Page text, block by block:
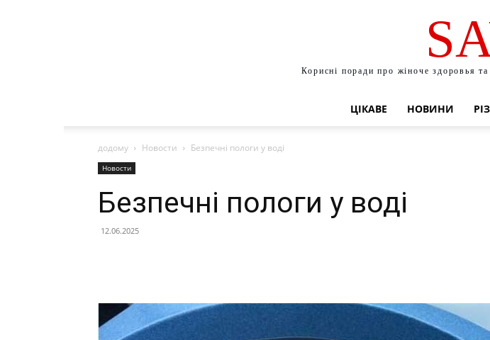
Корисні поради про жіноче здоровья
ЦІКАВЕ НОВИНИ
додому Новости Безпечні пологи у воді
Новости
Безпечні пологи у воді
12.06.2025